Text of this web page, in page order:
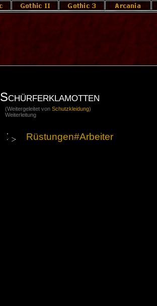
Schürferklamotten
(Weitergeleitet vonSchutzkleidung)
Weiterleitung
Rüstungen#Arbeiter